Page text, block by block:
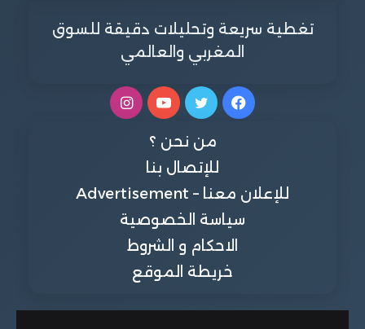
تغطية سريعة وتحليلات دقيقة للسوق
المغربي والعالمي
فيسبوكتويتر يوتيوبانستقرام
من نحن ؟
للإتصال بنا
للإعلان معنا – Advertisement
سياسة الخصوصية
الاحكام و الشروط
خريطة الموقع